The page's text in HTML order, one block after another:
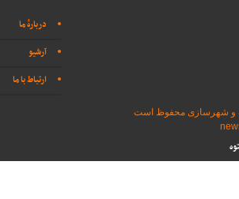
دربارهٔ ما
آرشیو
ارتباط با ما
و شهرسازی محفوظ است